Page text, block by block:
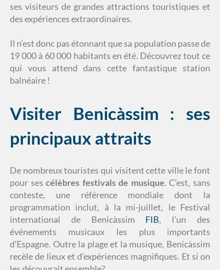
ses visiteurs de grandes attractions touristiques et
des expériences extraordinaires.
Il n’est donc pas étonnant que sa population passe de
19 000 à 60 000 habitants en été. Découvrez tout ce
qui vous attend dans cette fantastique station
balnéaire !
Visiter Benicàssim : ses
principaux attraits
De nombreux touristes qui visitent cette ville le font
pour sescélèbres festivals de musique. C’est, sans
conteste, une référence mondiale dont la
programmation inclut, à la mi-juillet, le Festival
international de Benicàssim FIB, l’un des
événements musicaux les plus importants
d’Espagne. Outre la plage et la musique, Benicàssim
recèle de lieux et d’expériences magnifiques. Et si on